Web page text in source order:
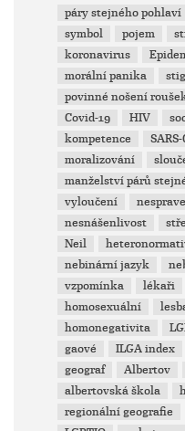
páry stejného pohlaví
symbol
pojem
koronavirus
morální panika
povinné nošení
Covid-19
HIV
kompetence
moralizování
manželství párů
vyloučení
nesnášenlivost
Neil
nebinární jazyk
vzpomínka
lékaři
homosexuální
homonegativita
gaové
ILGA index
geograf
Albertov
albertovská škola
regionální geografie